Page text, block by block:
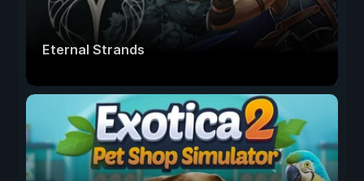
Eternal Strands